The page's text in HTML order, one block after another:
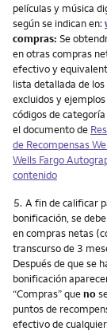
películas y música
según se indican en:
compras: Se
en otras compras
efectivo y
lista detallada de
excluidos y
códigos de
el documento de
de Recompensas
Wells Fargo
contenido
Nota
5. A fin de calificar
bonificación, se
en compras netas
transcurso de 3
Después de que se
bonificación
“Compras” queno
puntos de
efectivo de